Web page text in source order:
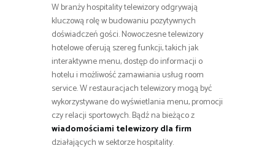
W branży hospitality telewizory odgrywają
kluczową rolę w budowaniu pozytywnych
doświadczeń gości. Nowoczesne telewizory
hotelowe oferują szereg funkcji, takich jak
interaktywne menu, dostęp do informacji o
hotelu i możliwość zamawiania usług room
service. W restauracjach telewizory mogą być
wykorzystywane do wyświetlania menu, promocji
czy relacji sportowych. Bądź na bieżąco z
wiadomościami telewizory dla firm
działających w sektorze hospitality.